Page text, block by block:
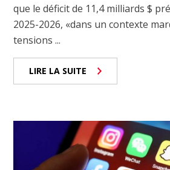
que le déficit de 11,4 milliards $
2025-2026, «dans un contexte
tensions ...
LIRE LA SUITE